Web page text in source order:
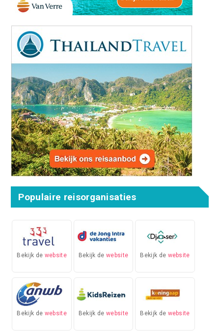
Populaire reisorganisaties
Bekijk de website Bekijk dewebsite Bekijk de website
Bekijk de website Bekijk dewebsite Bekijk de website